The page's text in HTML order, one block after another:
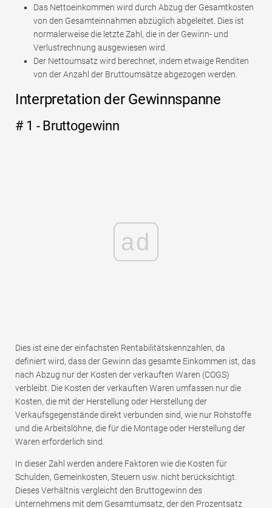
Das Nettoeinkommen wird durch Abzug der Gesamtkosten
von den Gesamteinnahmen abzüglich abgeleitet. Dies ist
normalerweise die letzte Zahl, die in der Gewinn- und
Verlustrechnung ausgewiesen wird.
Der Nettoumsatz wird berechnet, indem etwaige Renditen
von der Anzahl der Bruttoumsätze abgezogen werden.
Interpretation der Gewinnspanne
# 1 - Bruttogewinn
ad
Dies ist eine der einfachsten Rentabilitätskennzahlen, da
definiert wird, dass der Gewinn das gesamte Einkommen ist, das
nach Abzug nur der Kosten der verkauften Waren (COGS)
verbleibt. Die Kosten der verkauften Waren umfassen nur die
Kosten, die mit der Herstellung oder Herstellung der
Verkaufsgegenstände direkt verbunden sind, wie nur Rohstoffe
und die Arbeitslöhne, die für die Montage oder Herstellung der
Waren erforderlich sind.
In dieser Zahl werden andere Faktoren wie die Kosten für
Schulden, Gemeinkosten, Steuern usw. nicht berücksichtigt.
Dieses Verhältnis vergleicht den Bruttogewinn des
Unternehmens mit dem Gesamtumsatz, der den Prozentsatz